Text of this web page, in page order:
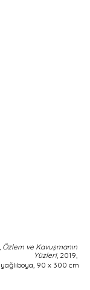
Özlem ve Kavuşmanın
Yüzleri, 2019,
90 x 300 cm